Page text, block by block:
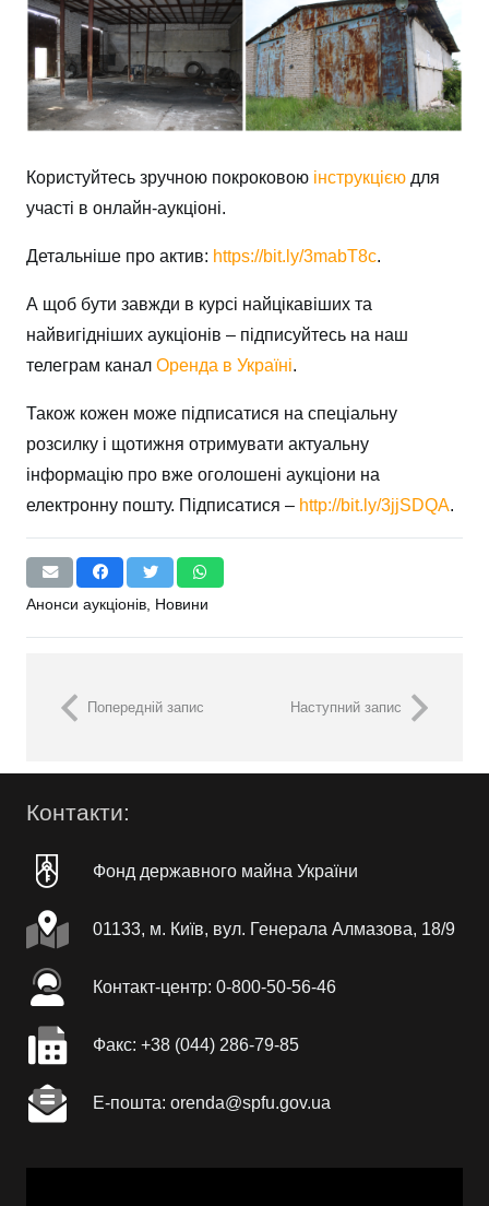
Користуйтесь зручною покроковою інструкцією для
участі в онлайн-аукціоні.
Детальніше про актив: https://bit.ly/3mabT8c.
А щоб бути завжди в курсі найцікавіших та
найвигідніших аукціонів – підписуйтесь на наш
телеграм канал Оренда в Україні.
Також кожен може підписатися на спеціальну
розсилку і щотижня отримувати актуальну
інформацію про вже оголошені аукціони на
електронну пошту. Підписатися – http://bit.ly/3jjSDQA.
Анонси аукціонів Новини
Попередній запис Наступний запис
Контакти:
Фонд державного майна України
01133, м. Київ, вул. Генерала Алмазова, 18/9
Контакт-центр: 0-800-50-56-46
Факc: +38 (044) 286-79-85
Е-пошта: orenda@spfu.gov.ua